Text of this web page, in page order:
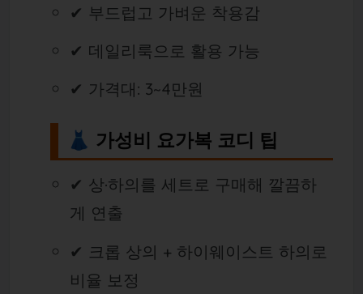
✔ 부드럽고 가벼운 착용감
✔ 데일리룩으로 활용 가능
✔ 가격대: 3~4만원
👗 가성비 요가복 코디 팁
✔ 상·하의를 세트로 구매해 깔끔하
게 연출
✔ 크롭 상의 + 하이웨이스트 하의로
비율 보정